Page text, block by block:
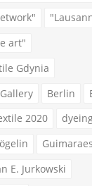
art"
Gdynia
Berlin
2020
Guimaraes
E. Jurkowski